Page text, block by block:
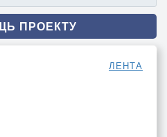
ПРОЕКТУ
ЛЕНТА